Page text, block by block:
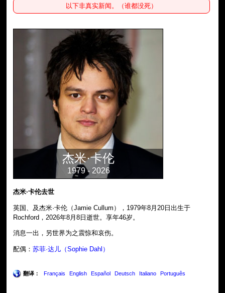
以下非真实新闻。（谁都没死）
杰米·卡伦
1979 - 2026
杰米·卡伦去世
英国、及杰米·卡伦（Jamie Cullum），1979年8月20日出生于
Rochford，2026年8月8日逝世。享年46岁。
消息一出，另世界为之震惊和哀伤。
配偶：苏菲·达儿（Sophie Dahl）
翻译： Français English Español Deutsch Italiano Português